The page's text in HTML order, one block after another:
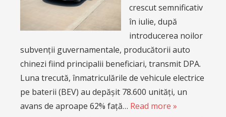
crescut semnificativ
în iulie, după
introducerea noilor
subvenții guvernamentale, producătorii auto
chinezi fiind principalii beneficiari, transmit DPA.
Luna trecută, înmatriculările de vehicule electrice
pe baterii (BEV) au depășit 78.600 unități, un
avans de aproape 62% față… Read more »